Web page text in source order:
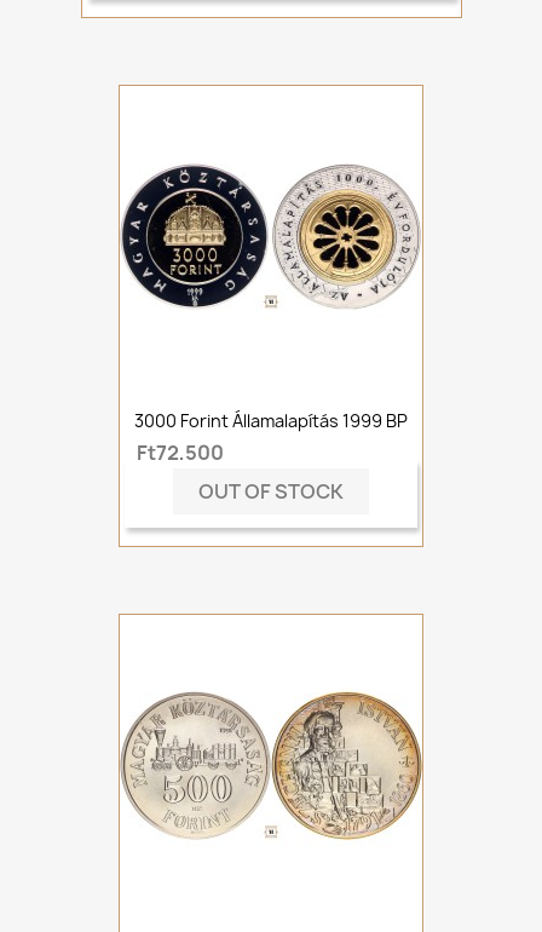
3000 Forint Államalapítás 1999 BP
Ft72,500
OUT OF STOCK